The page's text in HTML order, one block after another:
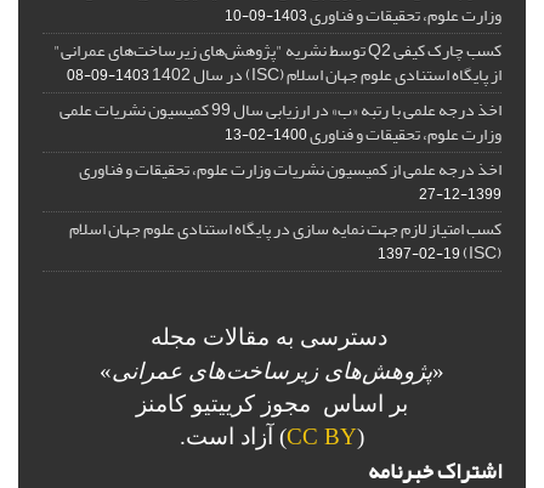
وزارت علوم، تحقیقات و فناوری1403-09-10
کسب چارک کیفی Q2 توسط نشریه "پژوهش‌های زیرساخت‌های عمرانی"
از پایگاه استنادی علوم جهان اسلام (ISC) در سال 1402 1403-09-08
اخذ درجه علمی با رتبه «ب» در ارزیابی سال 99 کمیسیون نشریات علمی
وزارت علوم، تحقیقات و فناوری1400-02-13
اخذ درجه علمی از کمیسیون نشریات وزارت علوم، تحقیقات و فناوری
1399-12-27
کسب امتیاز لازم جهت نمایه سازی در پایگاه استنادی علوم جهان اسلام
(ISC)
1397-02-19
دسترسی به مقالات مجله
«پژوهش‌های زیرساخت‌های عمرانی»
بر اساس مجوز کرییتیو کامنز
(
CC BY) آزاد است.
اشتراک خبرنامه